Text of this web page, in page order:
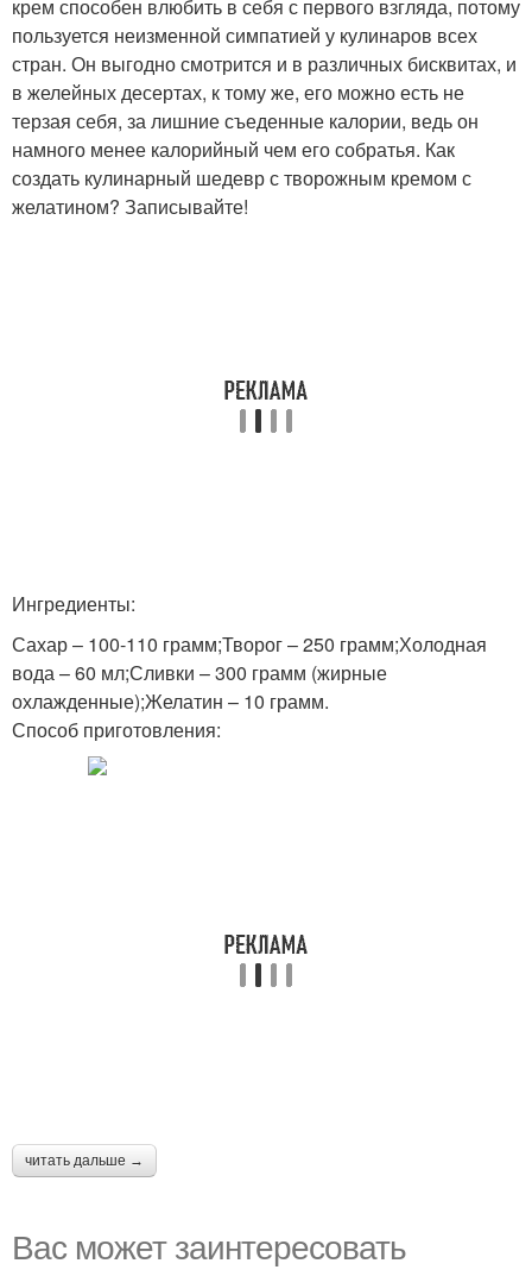
Заварной крем Крем на желатине
крем способен влюбить в себя с первого взгляда, потому
пользуется неизменной симпатией у кулинаров всех
стран. Он выгодно смотрится и в различных бисквитах, и
в желейных десертах, к тому же, его можно есть не
терзая себя, за лишние съеденные калории, ведь он
намного менее калорийный чем его собратья. Как
создать кулинарный шедевр с творожным кремом с
желатином? Записывайте!
Ингредиенты:
Сахар – 100-110 грамм;Творог – 250 грамм;Холодная
вода – 60 мл;Сливки – 300 грамм (жирные
охлажденные);Желатин – 10 грамм.
Способ приготовления:
читать дальше →
Вас может заинтересовать